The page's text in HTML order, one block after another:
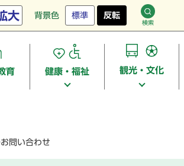
大 背景色 標準 反転
検索
育 健康・福祉 観光・文化
問い合わせ